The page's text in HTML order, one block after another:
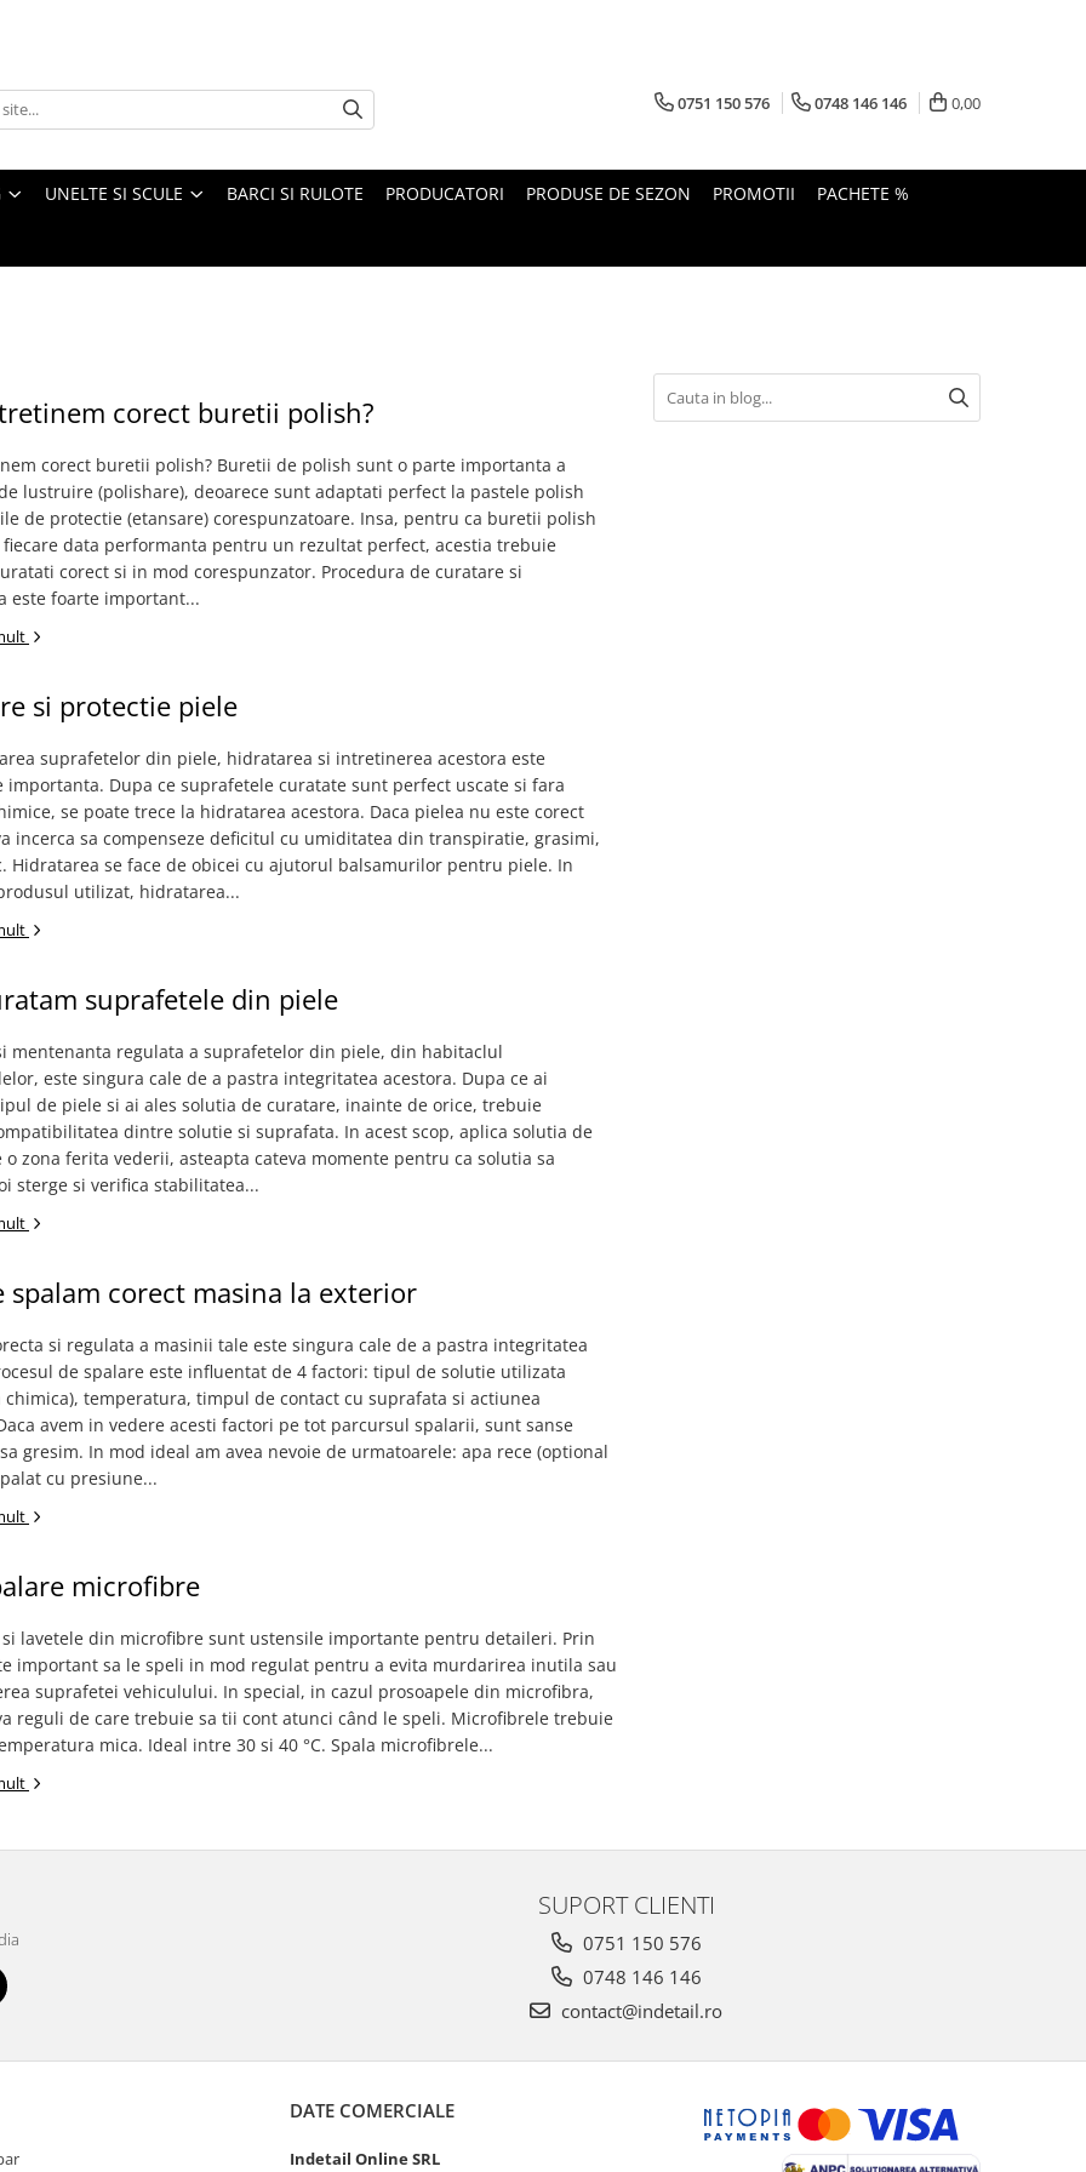
0751 150 576 0748 146 146 0,00
UNELTE SI SCULE BARCI SI RULOTE PRODUCATORI PRODUSE DE SEZON PROMOTII PACHETE %
corect buretii polish?
corect buretii polish? Buretii de polish sunt o parte importanta a
lustruire (polishare), deoarece sunt adaptati perfect la pastele polish
de protectie (etansare) corespunzatoare. Insa, pentru ca buretii polish
fiecare data performanta pentru un rezultat perfect, acestia trebuie
corect si in mod corespunzator. Procedura de curatare si
este foarte important...
si protectie piele
suprafetelor din piele, hidratarea si intretinerea acestora este
importanta. Dupa ce suprafetele curatate sunt perfect uscate si fara
se poate trece la hidratarea acestora. Daca pielea nu este corect
incerca sa compenseze deficitul cu umiditatea din transpiratie, grasimi,
Hidratarea se face de obicei cu ajutorul balsamurilor pentru piele. In
utilizat, hidratarea...
suprafetele din piele
mentenanta regulata a suprafetelor din piele, din habitaclul
este singura cale de a pastra integritatea acestora. Dupa ce ai
de piele si ai ales solutia de curatare, inainte de orice, trebuie
dintre solutie si suprafata. In acest scop, aplica solutia de
o zona ferita vederii, asteapta cateva momente pentru ca solutia sa
sterge si verifica stabilitatea...
spalam corect masina la exterior
si regulata a masinii tale este singura cale de a pastra integritatea
de spalare este influentat de 4 factori: tipul de solutie utilizata
chimica), temperatura, timpul de contact cu suprafata si actiunea
avem in vedere acesti factori pe tot parcursul spalarii, sunt sanse
gresim. In mod ideal am avea nevoie de urmatoarele: apa rece (optional
cu presiune...
microfibre
si lavetele din microfibre sunt ustensile importante pentru detaileri. Prin
important sa le speli in mod regulat pentru a evita murdarirea inutila sau
suprafetei vehiculului. In special, in cazul prosoapele din microfibra,
reguli de care trebuie sa tii cont atunci când le speli. Microfibrele trebuie
mica. Ideal intre 30 si 40 °C. Spala microfibrele...
SUPORT CLIENTI
0751 150 576
0748 146 146
contact@indetail.ro
DATE COMERCIALE
Indetail Online SRL